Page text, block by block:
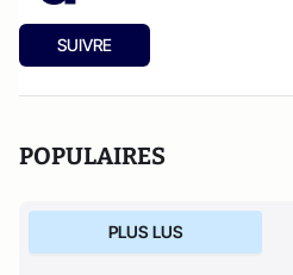
SUIVRE
POPULAIRES
PLUS LUS